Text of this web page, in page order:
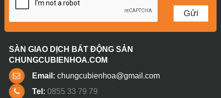
SÀN GIAO DỊCH BẤT ĐỘNG SẢN
CHUNGCUBIENHOA.COM
Email: chungcubienhoa@gmail.com
Tel: 0855 33 79 79